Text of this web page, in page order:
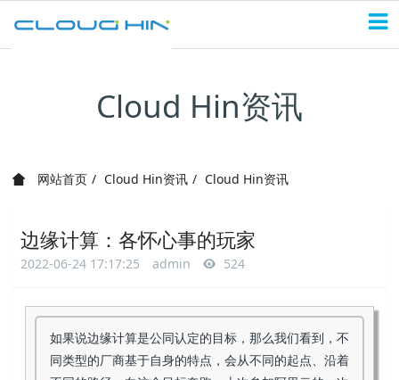
Cloud Hin资讯
网站首页 Cloud Hin资讯 Cloud Hin资讯
边缘计算：各怀心事的玩家
2022-06-24 17:17:25 admin 524
如果说边缘计算是公同认定的目标，那么我们看到，不
同类型的厂商基于自身的特点，会从不同的起点、沿着